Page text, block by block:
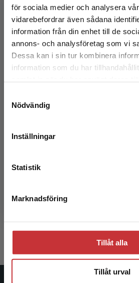
för sociala medier och analysera
vidarebefordrar även sådana
information från din enhet till de
annons- och analysföretag som vi
Dessa kan i sin tur kombinera
information som du har
Nödvändig
Inställningar
Statistik
Marknadsföring
Tillåt alla
Tillåt urval
Begränsad
Det verkar som att du besöker
studentlitteratur.se via en
Vi erbjuder inte leveranser
att kunna slutföra ett köp måste
Academic
Elmgren, M - Olding,
402 krinkl. moms
Exkl. moms: 379 kr
Elmgren, M - Olding,
Exkl. moms: 375 kr